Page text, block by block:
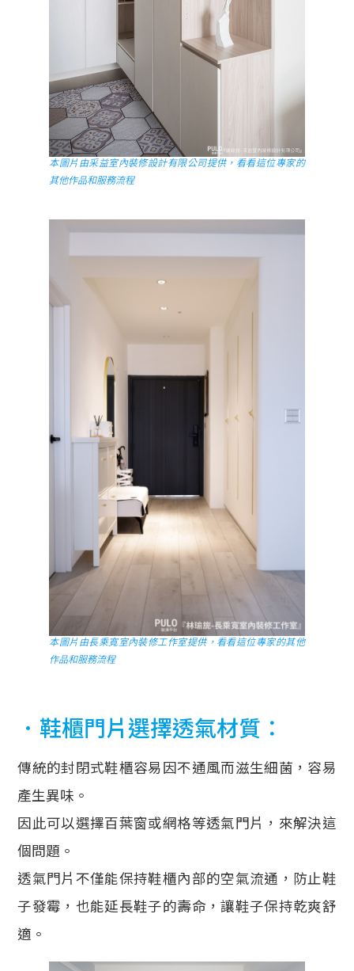
本圖片由采益室內裝修設計有限公司提供，看看這位專家的
其他作品和服務流程
本圖片由長乘寬室內裝修工作室提供，看看這位專家的其他
作品和服務流程
．鞋櫃門片選擇透氣材質：
傳統的封閉式鞋櫃容易因不通風而滋生細菌，容易
產生異味。
因此可以選擇百葉窗或網格等透氣門片，來解決這
個問題。
透氣門片不僅能保持鞋櫃內部的空氣流通，防止鞋
子發霉，也能延長鞋子的壽命，讓鞋子保持乾爽舒
適。